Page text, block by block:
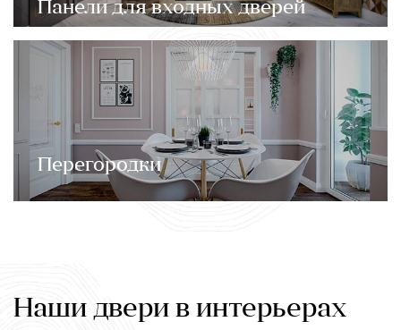
Панели для входных дверей
Перегородки
Наши двери в интерьерах